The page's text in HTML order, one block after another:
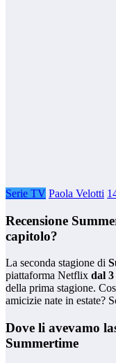
Serie TV Paola Velotti
Recensione
capitolo?
La seconda stagione di
piattaforma Netflix dal
della prima stagione.
amicizie nate in estate?
Dove li avevamo
Summertime